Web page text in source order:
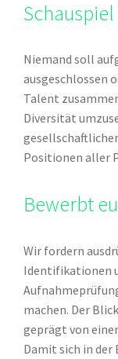
Niemand soll
ausgeschlossen
Talent
Diversität
Positionen aller
Bewerbt
Wir fordern
Identifikationen
machen. Der
geprägt von
Damit sich in der